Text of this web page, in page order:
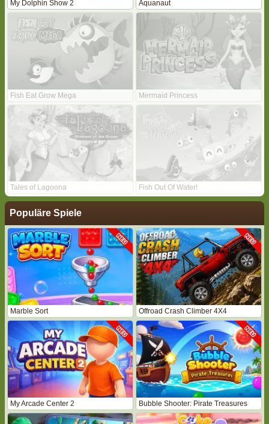
My Dolphin Show 2 Aquanaut
Fish Eat Grow Mega Mermaid Princess
Tales of Lagoona Fish Out Of Water!
Populäre Spiele
Marble Sort Offroad Crash Climber 4X4
My Arcade Center 2 Bubble Shooter: Pirate Treasures